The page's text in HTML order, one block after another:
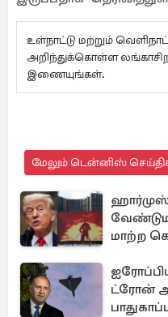
உள்நாட்டு மற்றும்
அறிந்துக்கொள்ள
இணையுங்கள்.
மேலும் டென்னிஸ்
மாற்ற
ட்ரோன்